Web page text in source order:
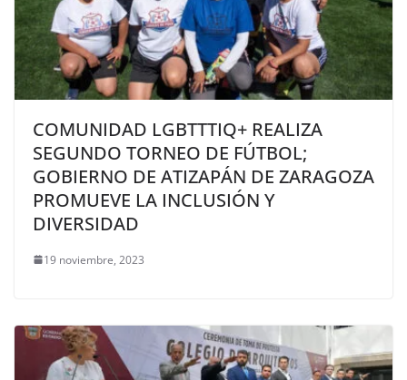
COMUNIDAD LGBTTTIQ+ REALIZA
SEGUNDO TORNEO DE FÚTBOL;
GOBIERNO DE ATIZAPÁN DE ZARAGOZA
PROMUEVE LA INCLUSIÓN Y
DIVERSIDAD
19 noviembre, 2023